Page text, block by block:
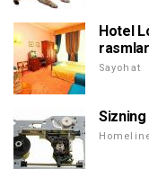
Hotel
Sayohat